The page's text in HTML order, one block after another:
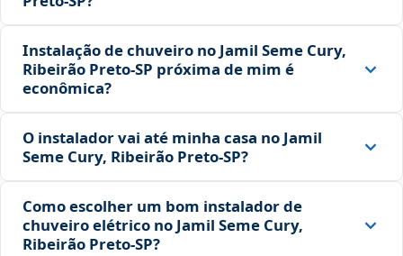
Instalação de chuveiro no Jamil Seme Cury,
Ribeirão Preto‑SP próxima de mim é
econômica?
O instalador vai até minha casa no Jamil
Seme Cury, Ribeirão Preto‑SP?
Como escolher um bom instalador de
chuveiro elétrico no Jamil Seme Cury,
Ribeirão Preto‑SP?